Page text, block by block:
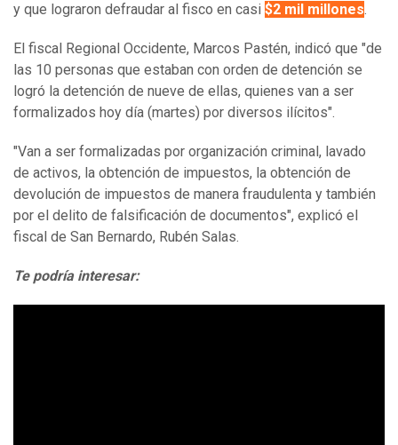
y que lograron defraudar al fisco en casi $2 mil millones.
El fiscal Regional Occidente, Marcos Pastén, indicó que "de
las 10 personas que estaban con orden de detención se
logró la detención de nueve de ellas, quienes van a ser
formalizados hoy día (martes) por diversos ilícitos".
"Van a ser formalizadas por organización criminal, lavado
de activos, la obtención de impuestos, la obtención de
devolución de impuestos de manera fraudulenta y también
por el delito de falsificación de documentos", explicó el
fiscal de San Bernardo, Rubén Salas.
Te podría interesar: